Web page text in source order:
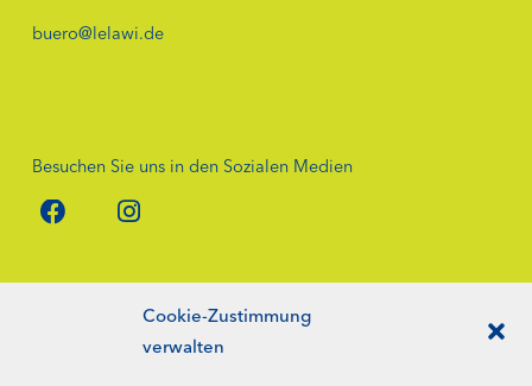
Cookie-Zustimmung
verwalten
buero@lelawi.de
Besuchen Sie uns in den Sozialen Medien